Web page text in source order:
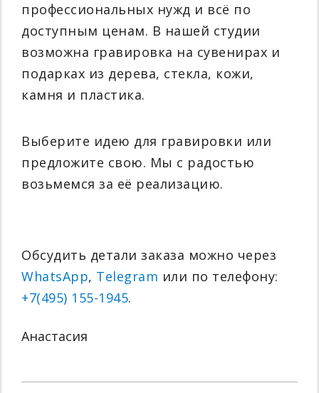
профессиональных нужд и всё по
доступным ценам. В нашей студии
возможна гравировка на сувенирах и
подарках из дерева, стекла, кожи,
камня и пластика.
Выберите идею для гравировки или
предложите свою. Мы с радостью
возьмемся за её реализацию.
Обсудить детали заказа можно через
WhatsApp, Telegram или по телефону:
+7(495) 155-1945.
Анастасия